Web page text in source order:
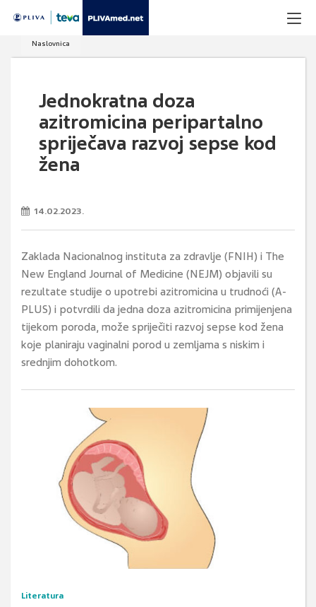
Naslovnica
Jednokratna doza
azitromicina peripartalno
spriječava razvoj sepse kod
žena
14.02.2023.
Zaklada Nacionalnog instituta za zdravlje (FNIH) i The
New England Journal of Medicine (NEJM) objavili su
rezultate studije o upotrebi azitromicina u trudnoći (A-
PLUS) i potvrdili da jedna doza azitromicina primijenjena
tijekom poroda, može spriječiti razvoj sepse kod žena
koje planiraju vaginalni porod u zemljama s niskim i
srednjim dohotkom.
Literatura